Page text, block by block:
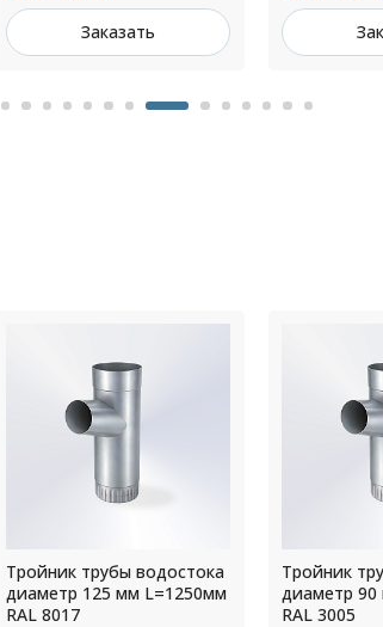
Заказать
Тройник трубы водостока
диаметр 90 мм L=1250мм
RAL 3005
Крепление
водостока